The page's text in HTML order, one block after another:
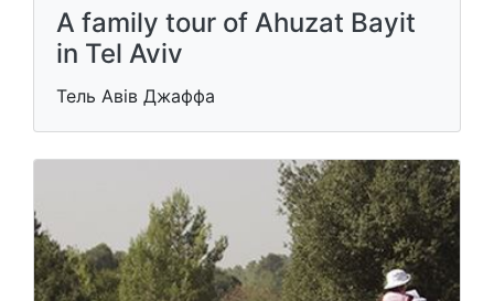
A family tour of Ahuzat Bayit
in Tel Aviv
Тель Авів Джаффа